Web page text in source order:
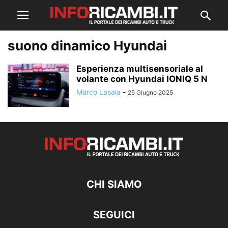
suono dinamico Hyundai
Esperienza multisensoriale al
volante con Hyundai IONIQ 5 N
Marco Lasala - 25 Giugno 2025
CHI SIAMO
SEGUICI